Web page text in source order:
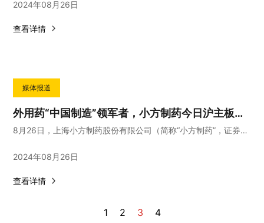
2024年08月26日
查看详情
媒体报道
外用药“中国制造”领军者，小方制药今日沪主板上市
8月26日，上海小方制药股份有限公司（简称“小方制药”，证券代码“603207”）正式登陆上交所主板。
2024年08月26日
查看详情
1 2 3 4